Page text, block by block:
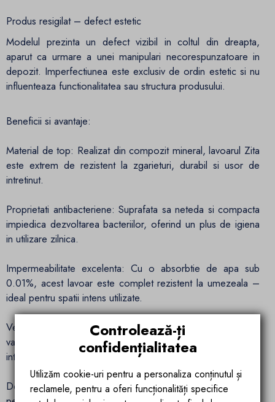
Produs resigilat – defect estetic
Modelul prezinta un defect vizibil in coltul din dreapta,
aparut ca urmare a unei manipulari necorespunzatoare in
depozit. Imperfectiunea este exclusiv de ordin estetic si nu
influenteaza functionalitatea sau structura produsului.
Beneficii si avantaje:
Material de top: Realizat din compozit mineral, lavoarul Zita
este extrem de rezistent la zgarieturi, durabil si usor de
intretinut.
Proprietati antibacteriene: Suprafata sa neteda si compacta
impiedica dezvoltarea bacteriilor, oferind un plus de igiena
in utilizare zilnica.
Impermeabilitate excelenta: Cu o absorbtie de apa sub
0.01%, acest lavoar este complet rezistent la umezeala –
ideal pentru spatii intens utilizate.
Versatilitate in montaj: Se poate instala atat pe blat, cat si in
varianta suspendata, adaptandu-se perfect oricarui design
interior.
Design ergonomic si decupabil: Poate fi ajustat cu usurinta
Controlează-ți
confidențialitatea
Utilizăm cookie-uri pentru a personaliza conținutul și
reclamele, pentru a oferi funcționalități specifice